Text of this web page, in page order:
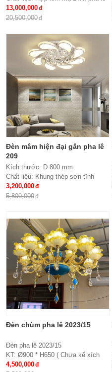
K9 cao cấp
Số lượng tay : 15 tay
Bóng đèn: Bóng led tiết kiệm điện
Bảo hành: 2 năm
13,000,000
20,500,000
Đèn mâm hiện đại gắn pha lê
209
Kích thước: D 800 mm
Chất liệu: Khung thép sơn tĩnh
điện, meka, hạt pha lê
Đèn: Led siêu tiết kiệm điện đổi
3,200,000
5,800,000
Đèn chùm pha lê 2023/15
Đèn pha lê 2023/15
KT: Ø900 * H650 ( Chưa kể xích
treo )
4,500,000